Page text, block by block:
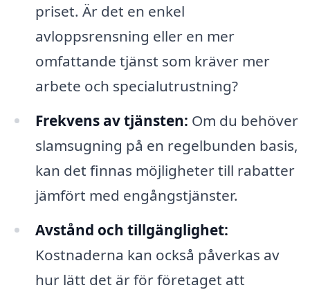
priset. Är det en enkel
avloppsrensning eller en mer
omfattande tjänst som kräver mer
arbete och specialutrustning?
Frekvens av tjänsten: Om du behöver
slamsugning på en regelbunden basis,
kan det finnas möjligheter till rabatter
jämfört med engångstjänster.
Avstånd och tillgänglighet:
Kostnaderna kan också påverkas av
hur lätt det är för företaget att